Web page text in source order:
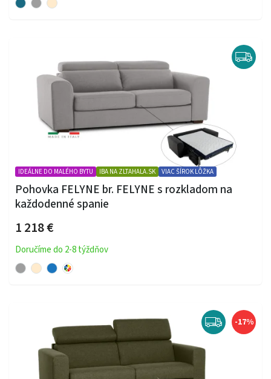
IDEÁLNE DO MALÉHO BYTU IBA NA ZLTAHALA.SK VIAC ŠÍROK LÔŽKA
Pohovka FELYNE br. FELYNE s rozkladom na
každodenné spanie
1 218 €
Doručíme do 2-8 týždňov
-17%